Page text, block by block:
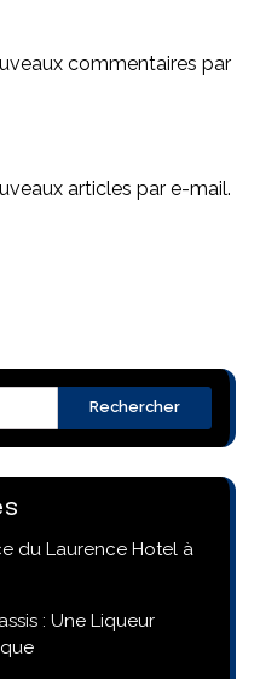
commentaires par
articles par e-mail.
Rechercher
du Laurence Hotel à
: Une Liqueur